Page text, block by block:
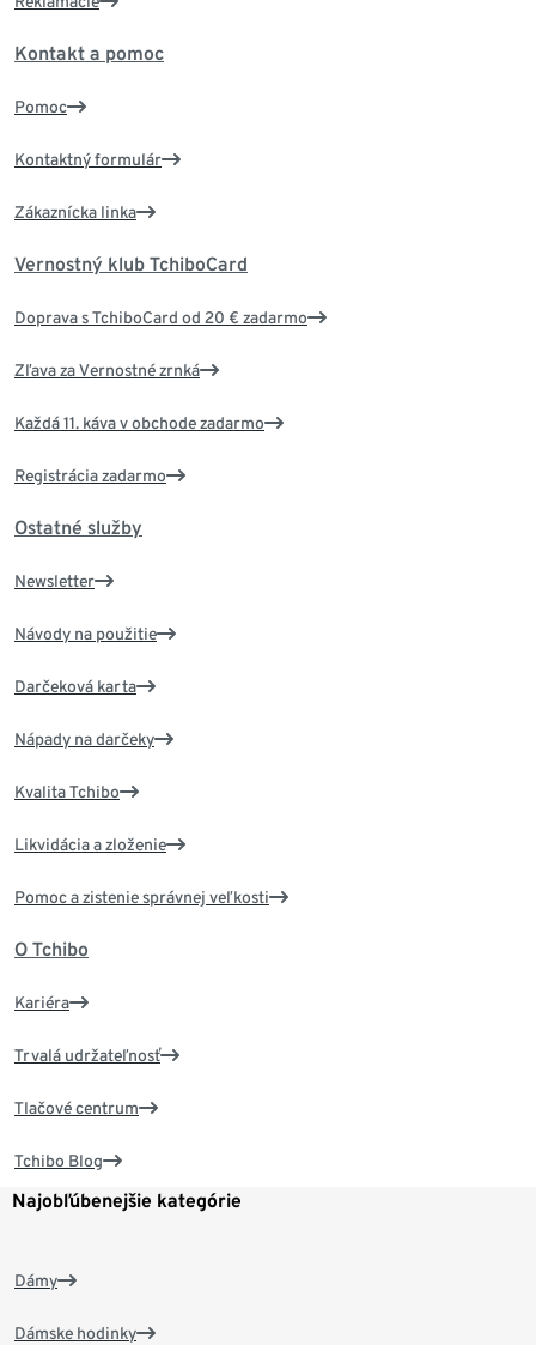
Kontakt a pomoc
Pomoc
Kontaktný formulár
Zákaznícka linka
Vernostný klub TchiboCard
Doprava s TchiboCard od 20 € zadarmo
Zľava za Vernostné zrnká
Každá 11. káva v obchode zadarmo
Registrácia zadarmo
Ostatné služby
Newsletter
Návody na použitie
Darčeková karta
Nápady na darčeky
Kvalita Tchibo
Likvidácia a zloženie
Pomoc a zistenie správnej veľkosti
O Tchibo
Kariéra
Trvalá udržateľnosť
Tlačové centrum
Tchibo Blog
Najobľúbenejšie kategórie
Dámy
Dámske hodinky